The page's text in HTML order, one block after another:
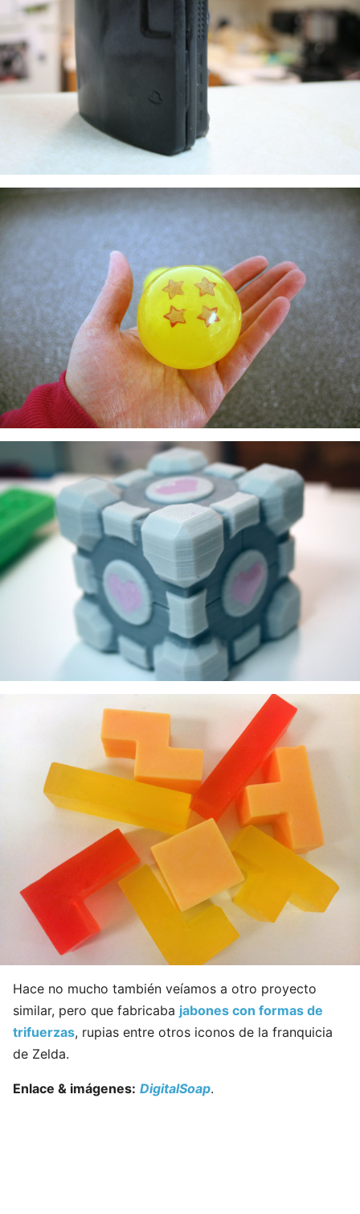
Hace no mucho también veíamos a otro proyecto
similar, pero que fabricaba jabones con formas de
trifuerzas, rupias entre otros iconos de la franquicia
de Zelda.
Enlace & imágenes: DigitalSoap.